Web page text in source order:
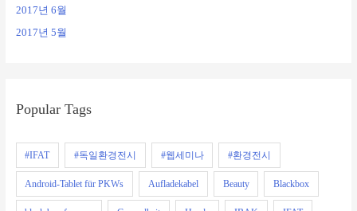
2017년 6월
2017년 5월
Popular Tags
#IFAT #독일환경전시 #웹세미나 #환경전시
Android-Tablet für PKWs Aufladekabel Beauty Blackbox